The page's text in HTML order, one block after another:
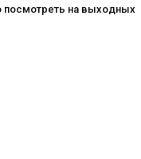
на выходных